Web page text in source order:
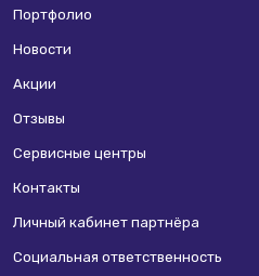
Портфолио
Новости
Акции
Отзывы
Сервисные центры
Контакты
Личный кабинет партнёра
Социальная ответственность